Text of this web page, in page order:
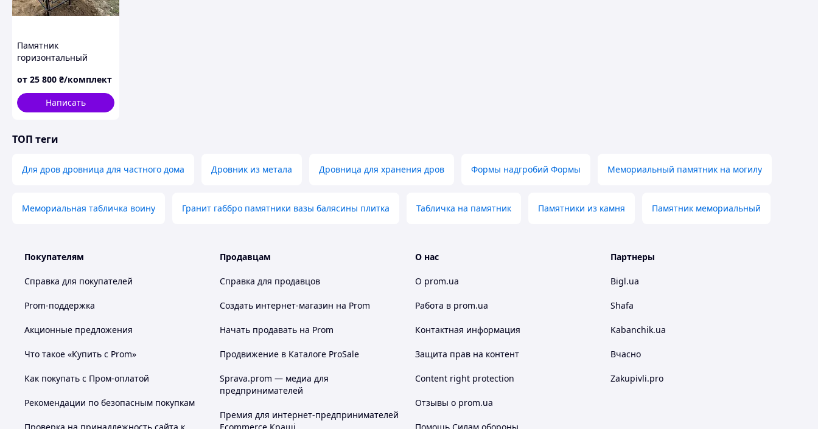
Памятник
горизонтальный
углами и двумя
открытым цветником
из черного гранита
от 25 800 ₴/комплект
Написать
ТОП теги
Для дров дровница для частного дома Дровник из метала Дровница для хранения дров Формы надгробий Формы Мемориальный памятник на могилу
Мемориальная табличка воину Гранит габбро памятники вазы балясины плитка Табличка на памятник Памятники из камня Памятник мемориальный
Покупателям
Справка для покупателей
Prom-поддержка
Акционные предложения
Что такое «Купить с Prom»
Как покупать с Пром-оплатой
Рекомендации по безопасным покупкам
Продавцам
Справка для продавцов
Создать интернет-магазин на Prom
Начать продавать на Prom
Продвижение в Каталоге ProSale
Sprava.prom — медиа для
предпринимателей
Премия для интернет-предпринимателей
О нас
О prom.ua
Работа в prom.ua
Контактная информация
Защита прав на контент
Content right protection
Отзывы о prom.ua
Партнеры
Bigl.ua
Shafa
Kabanchik.ua
Вчасно
Zakupivli.pro